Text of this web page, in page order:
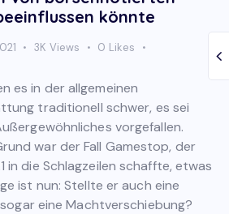
könnte
3K Views 0 Likes
es in der allgemeinen
traditionell schwer, es sei
vorgefallen.
war der Fall Gamestop, der
in die Schlagzeilen schaffte, etwas
ist nun: Stellte er auch eine
eine Machtverschiebung?